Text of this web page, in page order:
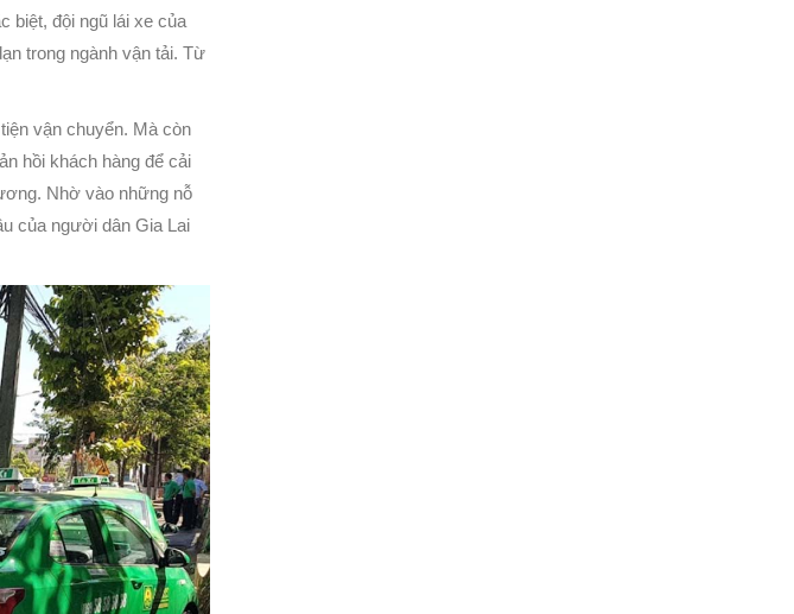
biệt, đội ngũ lái xe của
trong ngành vận tải. Từ
vận chuyển. Mà còn
hồi khách hàng để cải
Nhờ vào những nỗ
của người dân Gia Lai